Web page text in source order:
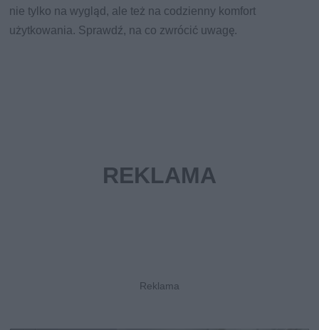
nie tylko na wygląd, ale też na codzienny komfort
użytkowania. Sprawdź, na co zwrócić uwagę.